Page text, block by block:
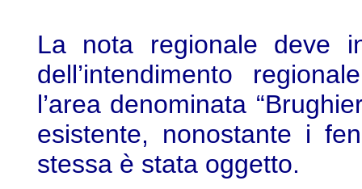
La nota regionale deve
dell’intendimento
l’area denominata
esistente, nonostante i
stessa è stata oggetto.